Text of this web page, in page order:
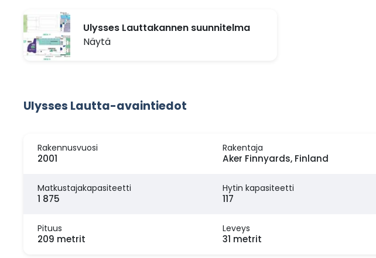
Ulysses Lauttakannen suunnitelma
Näytä
Ulysses Lautta-avaintiedot
Rakennusvuosi
2001
Rakentaja
Aker Finnyards, Finland
Matkustajakapasiteetti
1 875
Hytin kapasiteetti
117
Pituus
209 metrit
Leveys
31 metrit